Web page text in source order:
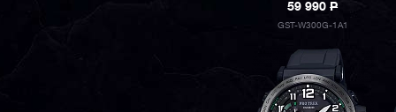
59 990P
GST-W300G-1A1